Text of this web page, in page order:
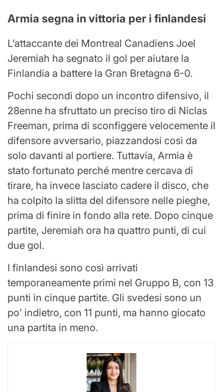
Armia segna in vittoria per i finlandesi
L’attaccante dei Montreal Canadiens Joel
Jeremiah ha segnato il gol per aiutare la
Finlandia a battere la Gran Bretagna 6-0.
Pochi secondi dopo un incontro difensivo, il
28enne ha sfruttato un preciso tiro di Niclas
Freeman, prima di sconfiggere velocemente il
difensore avversario, piazzandosi così da
solo davanti al portiere. Tuttavia, Armia è
stato fortunato perché mentre cercava di
tirare, ha invece lasciato cadere il disco, che
ha colpito la slitta del difensore nelle pieghe,
prima di finire in fondo alla rete. Dopo cinque
partite, Jeremiah ora ha quattro punti, di cui
due gol.
I finlandesi sono così arrivati ​​
temporaneamente primi nel Gruppo B, con 13
punti in cinque partite. Gli svedesi sono un
po’ indietro, con 11 punti, ma hanno giocato
una partita in meno.